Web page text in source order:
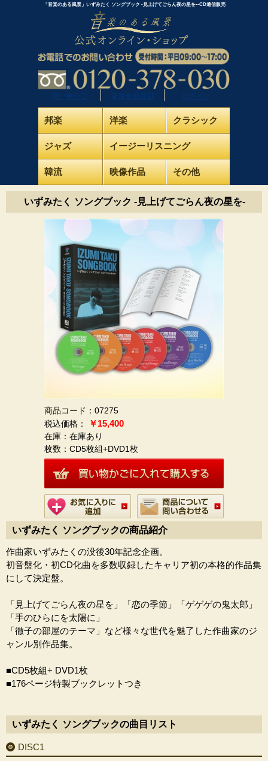
「音楽のある風景」いずみたく ソングブック ‐見上げてごらん夜の星を‐-CD通信販売
買い物かご 新規会員登録 ログイン
邦楽 洋楽 クラシック
ジャズ イージーリスニング
韓流 映像作品 その他
いずみたく ソングブック ‐見上げてごらん夜の星を‐
商品コード：07275
￥15,400
在庫：在庫あり
枚数： CD5枚組+DVD1枚
いずみたく ソングブックの商品紹介
作曲家いずみたくの没後30年記念企画。
初音盤化・初CD化曲を多数収録したキャリア初の本格的作品集
にして決定盤。
「見上げてごらん夜の星を」「恋の季節」「ゲゲゲの鬼太郎」
「手のひらにを太陽に」
「徹子の部屋のテーマ」など様々な世代を魅了した作曲家のジ
ャンル別作品集。
■CD5枚組+ DVD1枚
■176ページ特製ブックレットつき
いずみたく ソングブックの曲目リスト
DISC1